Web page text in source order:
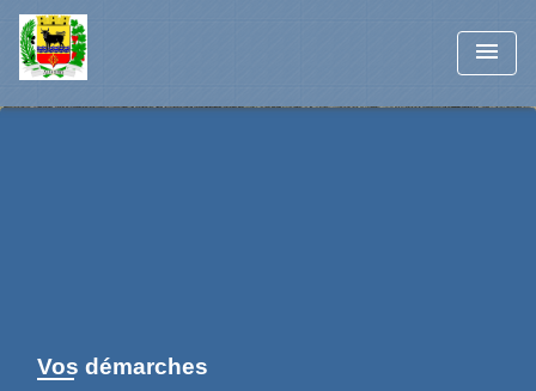
menu
Vos démarches